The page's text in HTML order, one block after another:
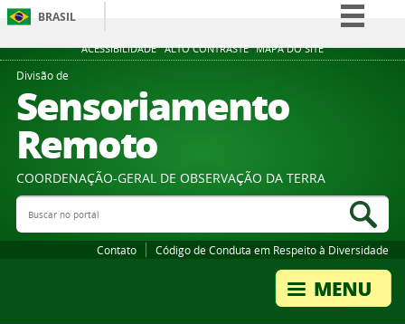
ACESSIBILIDADE ALTO CONTRASTE MAPA DO SITE
BRASIL
Simplifique!
Participe
Divisão de
Sensoriamento
Remoto
COORDENAÇÃO-GERAL DE OBSERVAÇÃO DA TERRA
Buscar no portal
Contato Código de Conduta em Respeito à Diversidade